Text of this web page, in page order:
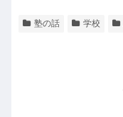
塾の話 学校